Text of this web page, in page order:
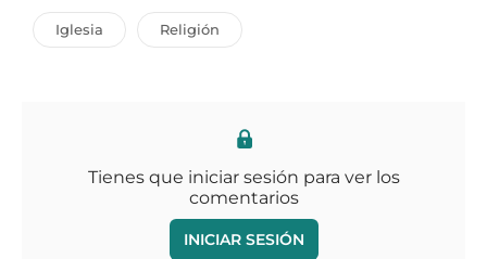
Iglesia Religión
Tienes que iniciar sesión para ver los
comentarios
INICIAR SESIÓN